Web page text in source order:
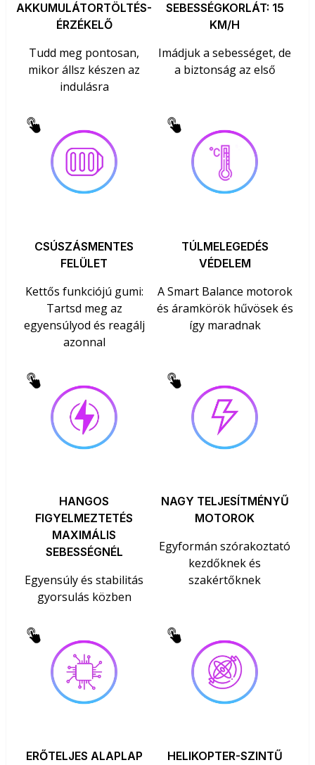
AKKUMULÁTORTÖLTÉS-
ÉRZÉKELŐ
Tudd meg pontosan,
mikor állsz készen az
indulásra
SEBESSÉGKORLÁT: 15
KM/H
Imádjuk a sebességet, de
a biztonság az első
CSÚSZÁSMENTES
FELÜLET
Kettős funkciójú gumi:
Tartsd meg az
egyensúlyod és reagálj
azonnal
TÚLMELEGEDÉS
VÉDELEM
A Smart Balance motorok
és áramkörök hűvösek és
így maradnak
HANGOS
FIGYELMEZTETÉS
MAXIMÁLIS
SEBESSÉGNÉL
Egyensúly és stabilitás
gyorsulás közben
NAGY TELJESÍTMÉNYŰ
MOTOROK
Egyformán szórakoztató
kezdőknek és
szakértőknek
ERŐTELJES ALAPLAP
HELIKOPTER-SZINTŰ